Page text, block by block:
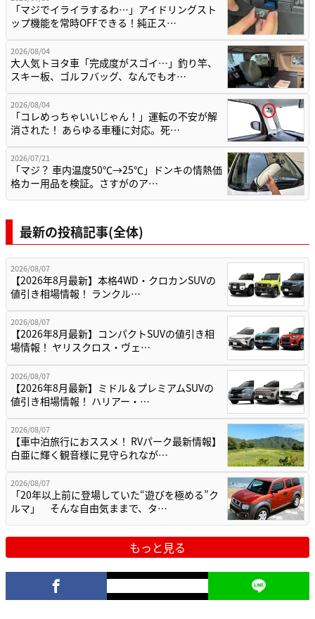
「マジでイライラするわ…」アイドリングスト
ップ機能を常時OFFできる！純正ス…
2026/08/04
大人気トヨタ車「完成度がスゴイ…」釣り竿、
スキー板、ゴルフバッグ、なんでもオ…
2026/08/04
「コレめっちゃいいじゃん！」運転の不安が解
消された！ あらゆる車種に対応。死…
2026/07/21
「マジ？ 車内温度50℃→25℃」ドンキの情熱価
格カー用品を検証。さすがのア…
最新の投稿記事(全体)
2026/08/07
【2026年8月最新】本格4WD・クロカンSUVの
値引き相場情報！ ランクル…
2026/08/07
【2026年8月最新】コンパクトSUVの値引き相
場情報！ ヤリスクロス・ヴェ…
2026/08/07
【2026年8月最新】ミドル＆プレミアムSUVの
値引き相場情報！ ハリアー・…
2026/08/07
【車中泊旅行におススメ！ RVパーク最新情報】
白亜に輝く観音様に見守られなが…
2026/08/07
「20年以上前に登場していた“遊びを極める”ク
ルマ」 そんな自由気ままで、タ…
もっと見る